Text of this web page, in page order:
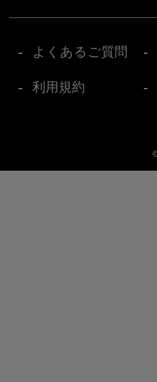
よくあるご質問
利用規約